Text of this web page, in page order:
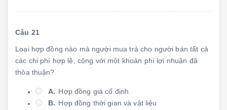
Câu 21
Loại hợp đồng nào mà người mua trả cho người bán tất cả
các chi phí hợp lệ, cộng với một khoản phí lợi nhuận đã
thỏa thuận?
A. Hợp đồng giá cố định
B. Hợp đồng thời gian và vật liệu